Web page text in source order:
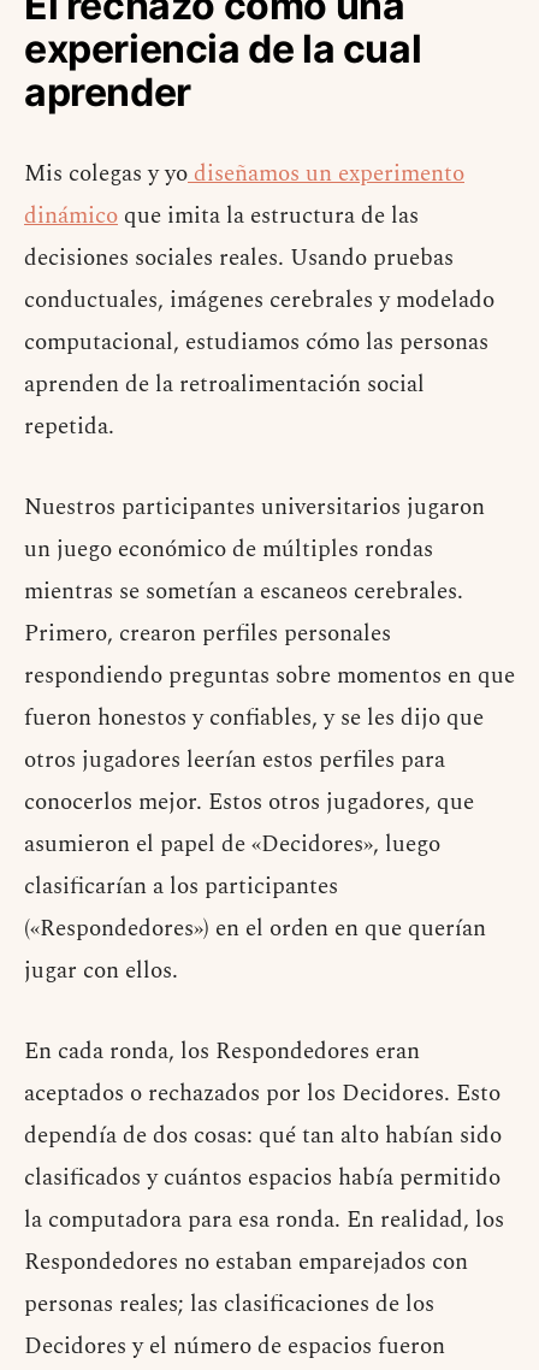
experiencia de la cual
aprender
Mis colegas y yodiseñamos un experimento
dinámico que imita la estructura de las
decisiones sociales reales. Usando pruebas
conductuales, imágenes cerebrales y modelado
computacional, estudiamos cómo las personas
aprenden de la retroalimentación social
repetida.
Nuestros participantes universitarios jugaron
un juego económico de múltiples rondas
mientras se sometían a escaneos cerebrales.
Primero, crearon perfiles personales
respondiendo preguntas sobre momentos en que
fueron honestos y confiables, y se les dijo que
otros jugadores leerían estos perfiles para
conocerlos mejor. Estos otros jugadores, que
asumieron el papel de «Decidores», luego
clasificarían a los participantes
(«Respondedores») en el orden en que querían
jugar con ellos.
En cada ronda, los Respondedores eran
aceptados o rechazados por los Decidores. Esto
dependía de dos cosas: qué tan alto habían sido
clasificados y cuántos espacios había permitido
la computadora para esa ronda. En realidad, los
Respondedores no estaban emparejados con
personas reales; las clasificaciones de los
Decidores y el número de espacios fueron